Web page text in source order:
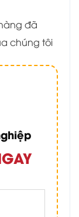
đã
chúng tôi